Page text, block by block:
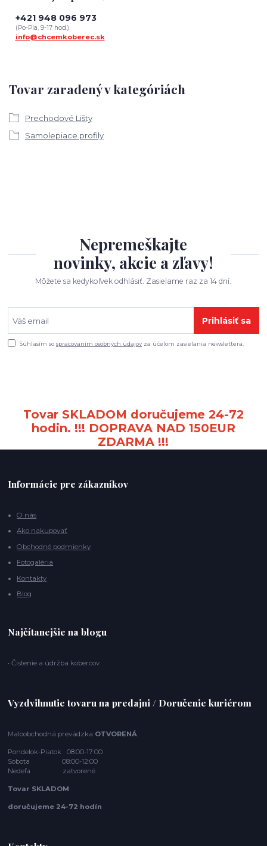
Tovar zaradený v kategóriách
Prechodové Lišty
Samolepiace profily
+421 948 096 973
(Po-Pia, 9-17 hod.)
info@chcemkoberec.sk
Nepremeškajte
novinky, akcie a zľavy!
Môžete sa kedykoľvek odhlásiť. Zasielame raz za 14 dní.
Prihlásiť sa
Súhlasím sospracovaním osobných údajov za účelom zasielania newslettera.
Tovar SKLADOM doručujeme 24-72
hodin. !!! DOPRAVA NAD 150EUR
ZDARMA !!!
Informácie pre zákazníkov
O nás
Ako nakupovať
Obchodné podmienky
Fotogaléria
Kontakty
Blog
Najčítanejšie na blogu
• Čistenie a údržba kobercov
Vyzdvihnutie tovaru na predajni / Doručenie kuriérom
Maloobchodná prevádzka OTVORENÁ
Pondelok-Piatok 08:00-17:00
Sobota 08:00-12:00
Nedeľa zatvorené
Tovar SKLADOM
doručujeme 24-72 hodín